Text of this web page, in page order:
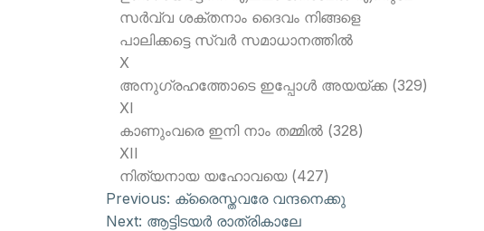
സര്‍വ്വ ശക്തനാം ദൈവം നിങ്ങളെ
പാലിക്കട്ടെ സ്വര്‍ സമാധാനത്തില്‍
X
അനുഗ്രഹത്തോടെ ഇപ്പോള്‍ അയയ്ക്ക (329)
XI
കാണുംവരെ ഇനി നാം തമ്മില്‍ (328)
XII
നിത്യനായ യഹോവയെ (427)
Previous: ക്രൈസ്തവരേ വന്ദനെക്കു
Next: ആട്ടിടയര്‍ രാത്രികാലേ